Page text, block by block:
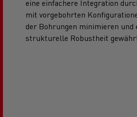
eine einfachere Integration
mit vorgebohrten
der Bohrungen minimieren und
strukturelle Robustheit